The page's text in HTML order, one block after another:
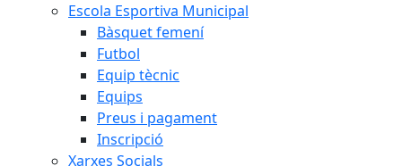
Escola Esportiva Municipal
Bàsquet femení
Futbol
Equip tècnic
Equips
Preus i pagament
Inscripció
Xarxes Socials